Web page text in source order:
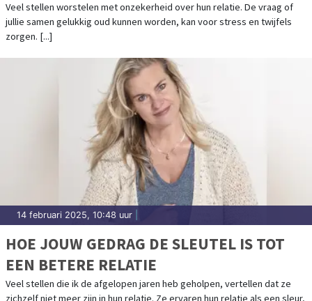
Veel stellen worstelen met onzekerheid over hun relatie. De vraag of
jullie samen gelukkig oud kunnen worden, kan voor stress en twijfels
zorgen. [...]
14 februari 2025, 10:48 uur
HOE JOUW GEDRAG DE SLEUTEL IS TOT
EEN BETERE RELATIE
Veel stellen die ik de afgelopen jaren heb geholpen, vertellen dat ze
zichzelf niet meer zijn in hun relatie. Ze ervaren hun relatie als een sleur,